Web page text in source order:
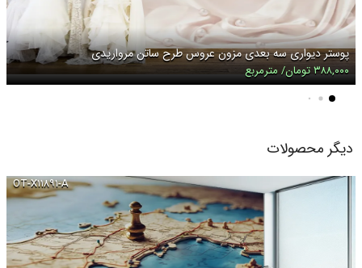
پوستر دیواری سه بعدی مزون عروس طرح ساتن مرواریدی
۳۸۸,۰۰۰ تومان/ مترمربع
دیگر محصولات
OT-X۱۱۸۹۱-A